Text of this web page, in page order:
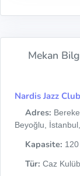
Mekan
Nardis Jazz Club
Adres:
Beyoğlu,
Kapasite:
Tür: Caz